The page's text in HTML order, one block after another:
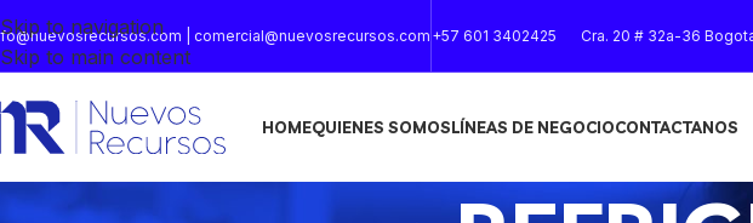
Skip to navigation
Skip to main content
| comercial@nuevosrecursos.com +57 601 3402425 Cra. 20 # 32a-36
HOMEQUIENES SOMOSLÍNEAS DE NEGOCIOCONTACTANOS